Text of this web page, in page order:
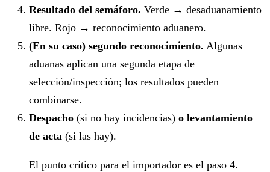
Resultado del semáforo. Verde → desaduanamiento
libre. Rojo → reconocimiento aduanero.
(En su caso) segundo reconocimiento. Algunas
aduanas aplican una segunda etapa de
selección/inspección; los resultados pueden
combinarse.
Despacho (si no hay incidencias) o levantamiento
de acta (si las hay).
El punto crítico para el importador es el paso 4.